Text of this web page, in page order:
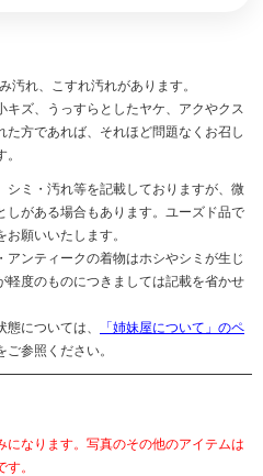
汚れ、こすれ汚れがあります。
キズ、うっすらとしたヤケ、アクやクス
た方であれば、それほど問題なくお召し
シミ・汚れ等を記載しておりますが、微
しがある場合もあります。ユーズド品で
願いいたします。
アンティークの着物はホシやシミが生じ
軽度のものにつきましては記載を省かせ
については、
「姉妹屋について」のペ
ご参照ください。
になります。写真のその他のアイテムは
。